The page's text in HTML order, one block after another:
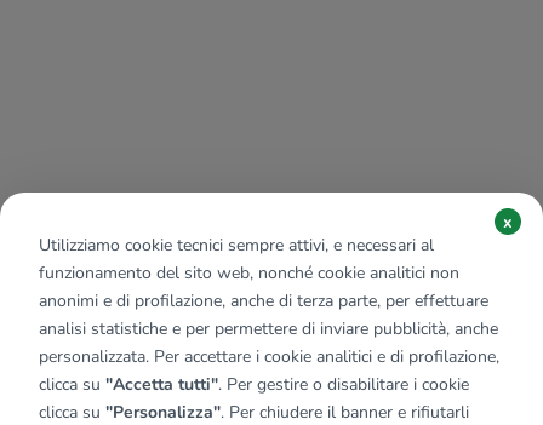
Utilizziamo cookie tecnici sempre attivi, e necessari al
funzionamento del sito web, nonché cookie analitici non
anonimi e di profilazione, anche di terza parte, per effettuare
analisi statistiche e per permettere di inviare pubblicità, anche
personalizzata. Per accettare i cookie analitici e di profilazione,
clicca su "Accetta tutti". Per gestire o disabilitare i cookie
clicca su "Personalizza". Per chiudere il banner e rifiutarli
x